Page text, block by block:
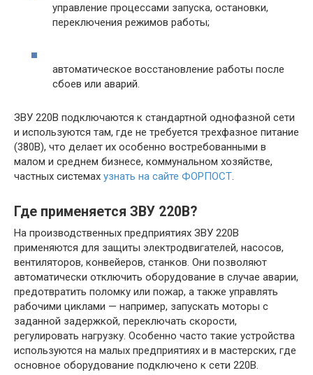
управление процессами запуска, остановки,
переключения режимов работы;
автоматическое восстановление работы после
сбоев или аварий.
ЗВУ 220В подключаются к стандартной однофазной сети
и используются там, где не требуется трехфазное питание
(380В), что делает их особенно востребованными в
малом и среднем бизнесе, коммунальном хозяйстве,
частных системах узнать на сайте ФОРПОСТ
Где применяется ЗВУ 220В?
На производственных предприятиях ЗВУ 220В
применяются для защиты электродвигателей, насосов,
вентиляторов, конвейеров, станков. Они позволяют
автоматически отключить оборудование в случае аварии,
предотвратить поломку или пожар, а также управлять
рабочими циклами — например, запускать моторы с
заданной задержкой, переключать скорости,
регулировать нагрузку. Особенно часто такие устройства
используются на малых предприятиях и в мастерских, где
основное оборудование подключено к сети 220В.